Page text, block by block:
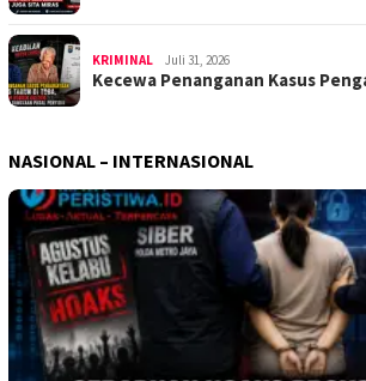
KRIMINAL Juli 31, 2026
Kecewa Penanganan Kasus
NASIONAL – INTERNASIONAL